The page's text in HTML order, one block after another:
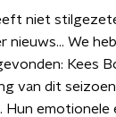
niet
nieuws... We
Kees
van dit
Hun